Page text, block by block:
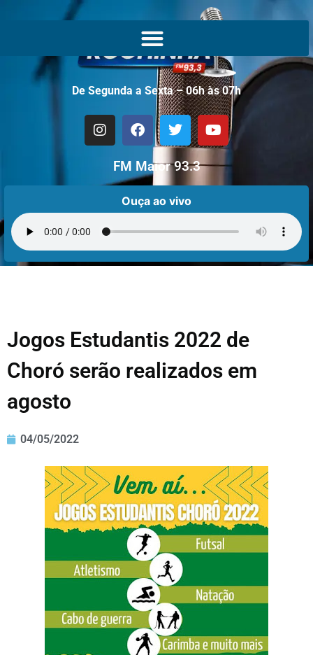
De Segunda a Sexta – 06h às 07h
FM Maior 93.3
Ouça ao vivo
Jogos Estudantis 2022 de
Choró serão realizados em
agosto
04/05/2022